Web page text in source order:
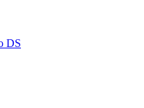
DS